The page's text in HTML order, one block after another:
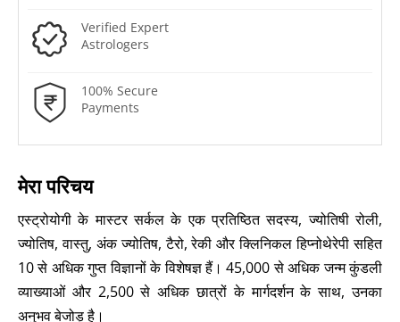
Verified Expert
Astrologers
100% Secure
Payments
मेरा परिचय
एस्ट्रोयोगी के मास्टर सर्कल के एक प्रतिष्ठित सदस्य, ज्योतिषी रोली,
ज्योतिष, वास्तु, अंक ज्योतिष, टैरो, रेकी और क्लिनिकल हिप्नोथेरेपी सहित
10 से अधिक गुप्त विज्ञानों के विशेषज्ञ हैं। 45,000 से अधिक जन्म कुंडली
व्याख्याओं और 2,500 से अधिक छात्रों के मार्गदर्शन के साथ, उनका
अनुभव बेजोड़ है।